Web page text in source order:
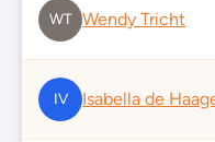
WT Wendy Tricht
IV Isabella de